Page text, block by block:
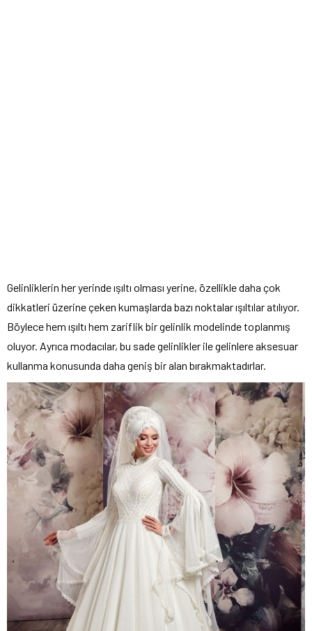
Gelinliklerin her yerinde ışıltı olması yerine, özellikle daha çok
dikkatleri üzerine çeken kumaşlarda bazı noktalar ışıltılar atılıyor.
Böylece hem ışıltı hem zariflik bir gelinlik modelinde toplanmış
oluyor. Ayrıca modacılar, bu sade gelinlikler ile gelinlere aksesuar
kullanma konusunda daha geniş bir alan bırakmaktadırlar.